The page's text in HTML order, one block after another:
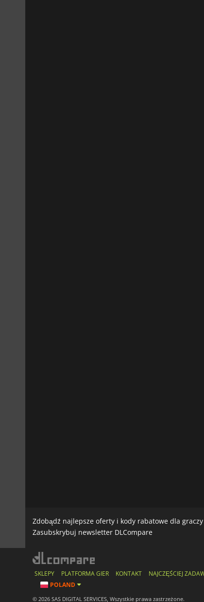
Zdobądź najlepsze oferty i kody rabatowe dla graczy
Zasubskrybuj newsletter DLCompare
SKLEPY PLATFORMA GIER KONTAKT NAJCZĘŚCIEJ
POLAND
© 2026 SAS DIGITAL SERVICES, Wszystkie prawa zastrzeżone.